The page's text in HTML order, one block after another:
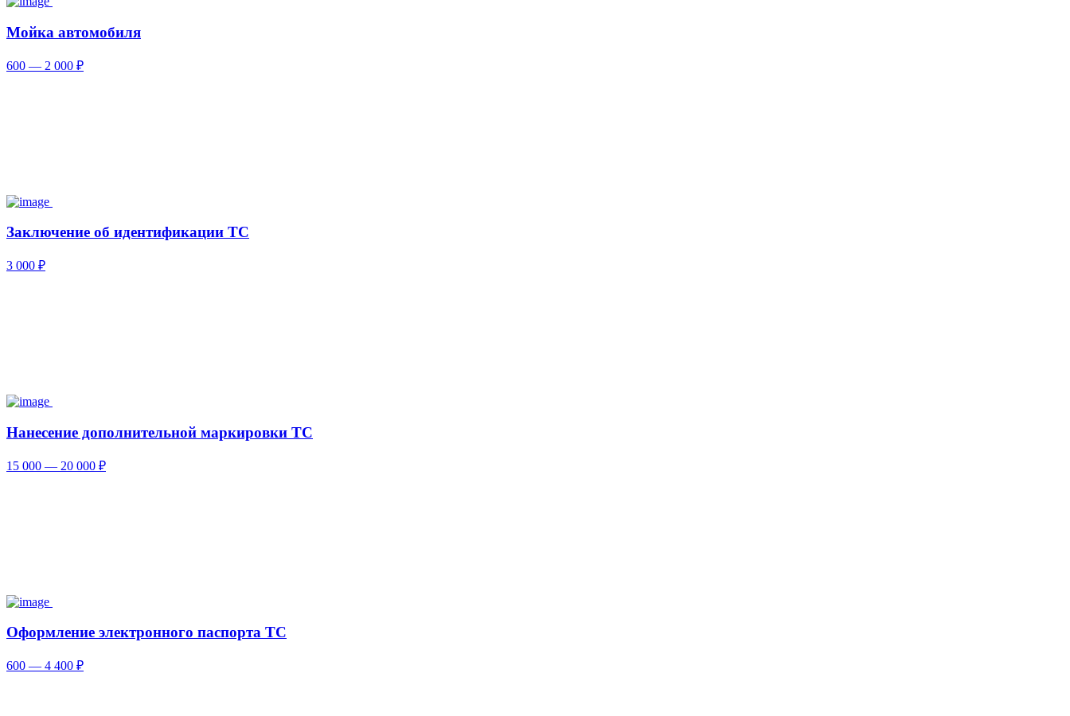
Мойка автомобиля
600 — 2 000 ₽
Заключение об идентификации ТС
3 000 ₽
Нанесение дополнительной маркировки ТС
15 000 — 20 000 ₽
Оформление электронного паспорта ТС
600 — 4 400 ₽